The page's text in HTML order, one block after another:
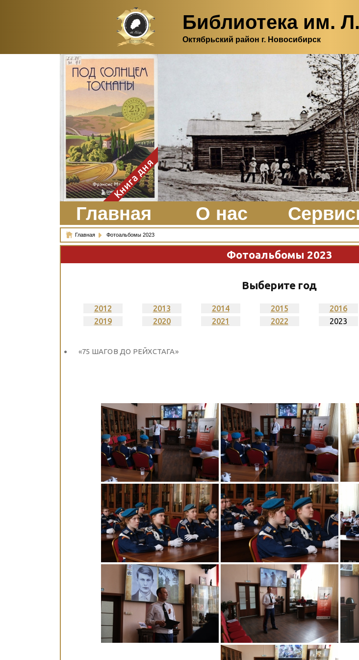
Библиотека им.
Октябрьский район г. Новосибирск
Здесь, в своем
итальянском доме, я вновь
испытала первичную
радость единения с
природой. Дом открыт
для бабочек, стрекоз, пчёл
или всех, кто пожелает
влететь в одно окно и
вылететь из другого. Едим
мы почти всегда во
дворе. Во мне настолько
возродился здравый
смысл моей матери -
умение наслаждаться
настоящим и не спешить, -
что даже нашлось время
отполировать до блеска
оконное стекло.
ЗаказатьКнига дня
Главная О нас
Главная Фотоальбомы 2023
Фотоальбомы 2023
Выберите год
2012 2013 2014 2015 2016
2019
2020 2021 2022 2023
«75 ШАГОВ ДО РЕЙХСТАГА»